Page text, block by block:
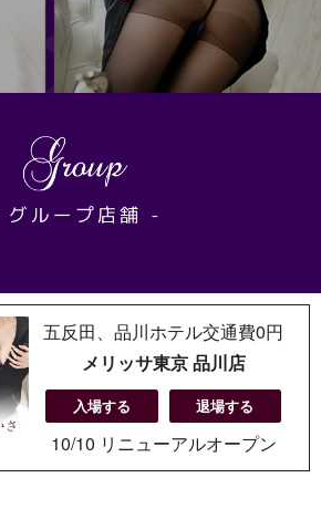
五反田、品川ホテル交通費0円
メリッサ東京 品川店
入場する 退場する
10/10 リニューアルオープン